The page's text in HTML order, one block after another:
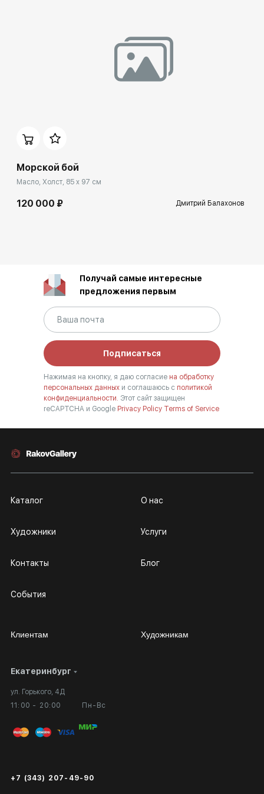
Морской бой
Масло, Холст, 85 x 97 см
120 000 ₽ Дмитрий Балахонов
Получай самые интересные
предложения первым
Подписаться
Нажимая на кнопку, я даю согласие на обработку
персональных данных и соглашаюсь с политикой
конфиденциальности. Этот сайт защищен
reCAPTCHA и Google Privacy Policy Terms of Service
Екатеринбург
ул. Горького, 4Д
11:00 - 20:00
Пн-Вс
+7 (343) 207-49-90
Каталог
Художники
Контакты
События
О нас
Услуги
Блог
Клиентам
Личный кабинет
Вопросы и ответы
Публичная оферта
Экспертиза/Вывоз за границу
Художникам
Сотрудничество
Выставка в галерее